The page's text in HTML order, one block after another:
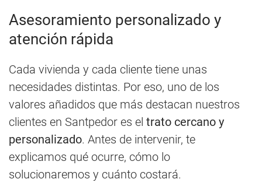
Asesoramiento personalizado y
atención rápida
Cada vivienda y cada cliente tiene unas
necesidades distintas. Por eso, uno de los
valores añadidos que más destacan nuestros
clientes en Santpedor es el trato cercano y
personalizado. Antes de intervenir, te
explicamos qué ocurre, cómo lo
solucionaremos y cuánto costará.